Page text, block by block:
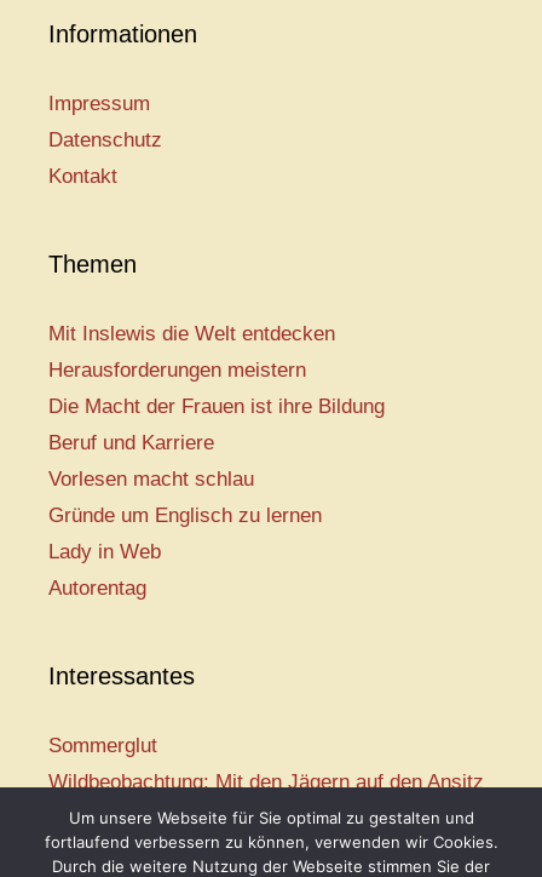
Informationen
Impressum
Datenschutz
Kontakt
Themen
Mit Inslewis die Welt entdecken
Herausforderungen meistern
Die Macht der Frauen ist ihre Bildung
Beruf und Karriere
Vorlesen macht schlau
Gründe um Englisch zu lernen
Lady in Web
Autorentag
Interessantes
Sommerglut
Wildbeobachtung: Mit den Jägern auf den Ansitz
Mir ist so heiß
Mission: Rettungsschwimmer
Um unsere Webseite für Sie optimal zu gestalten und
fortlaufend verbessern zu können, verwenden wir Cookies.
Durch die weitere Nutzung der Webseite stimmen Sie der